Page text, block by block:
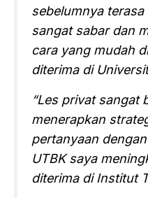
sebelumnya
sangat sabar dan
cara yang mudah
diterima di
“Les privat sangat
menerapkan
pertanyaan
UTBK saya
diterima di Institut